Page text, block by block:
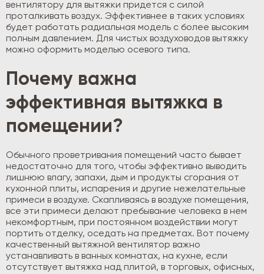
вентилятору для вытяжки придется с силой
проталкивать воздух. Эффективнее в таких условиях
будет работать радиальная модель с более высоким
полным давлением. Для чистых воздуховодов вытяжку
можно оформить моделью осевого типа.
Почему важна
эффективная вытяжка в
помещении?
Обычного проветривания помещений часто бывает
недостаточно для того, чтобы эффективно выводить
лишнюю влагу, запахи, дым и продукты сгорания от
кухонной плиты, испарения и другие нежелательные
примеси в воздухе. Скапливаясь в воздухе помещения,
все эти примеси делают пребывание человека в нем
некомфортным, при постоянном воздействии могут
портить отделку, оседать на предметах. Вот почему
качественный вытяжной вентилятор важно
устанавливать в ванных комнатах, на кухне, если
отсутствует вытяжка над плитой, в торговых, офисных,